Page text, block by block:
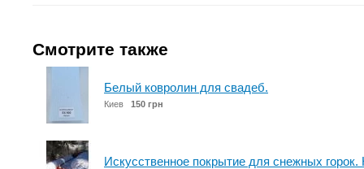
Смотрите также
Белый ковролин для свадеб.
Киев 150 грн
Искусственное покрытие для снежных горок.